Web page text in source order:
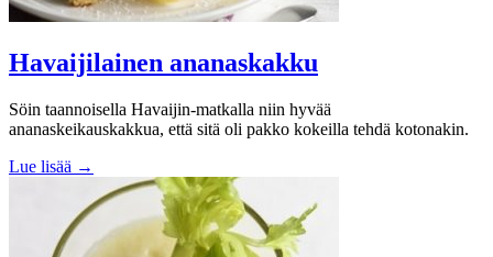
Havaijilainen ananaskakku
Söin taannoisella Havaijin-matkalla niin hyvää
ananaskeikauskakkua, että sitä oli pakko kokeilla tehdä kotonakin.
Lue lisää →